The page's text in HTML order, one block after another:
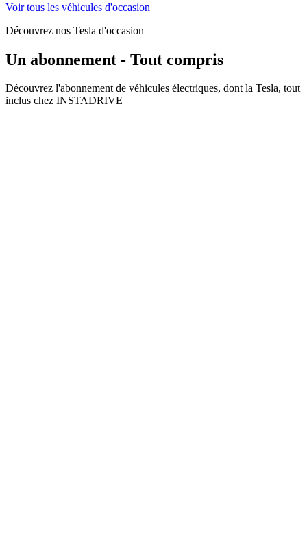
Voir tous les véhicules d'occasion
Découvrez nos Tesla d'occasion
Un abonnement - Tout compris
Découvrez l'abonnement de véhicules électriques, dont la Tesla, tout
inclus chez INSTADRIVE